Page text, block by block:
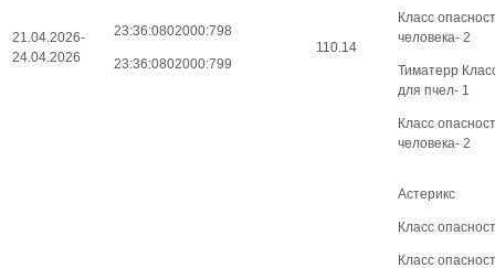
21.04.2026-
24.04.2026
23:36:0802000:798
23:36:0802000:799
110.14
Класс
человека- 2
Тиматерр
для пчел- 1
Класс
человека- 2
Астерикс
Класс
Класс